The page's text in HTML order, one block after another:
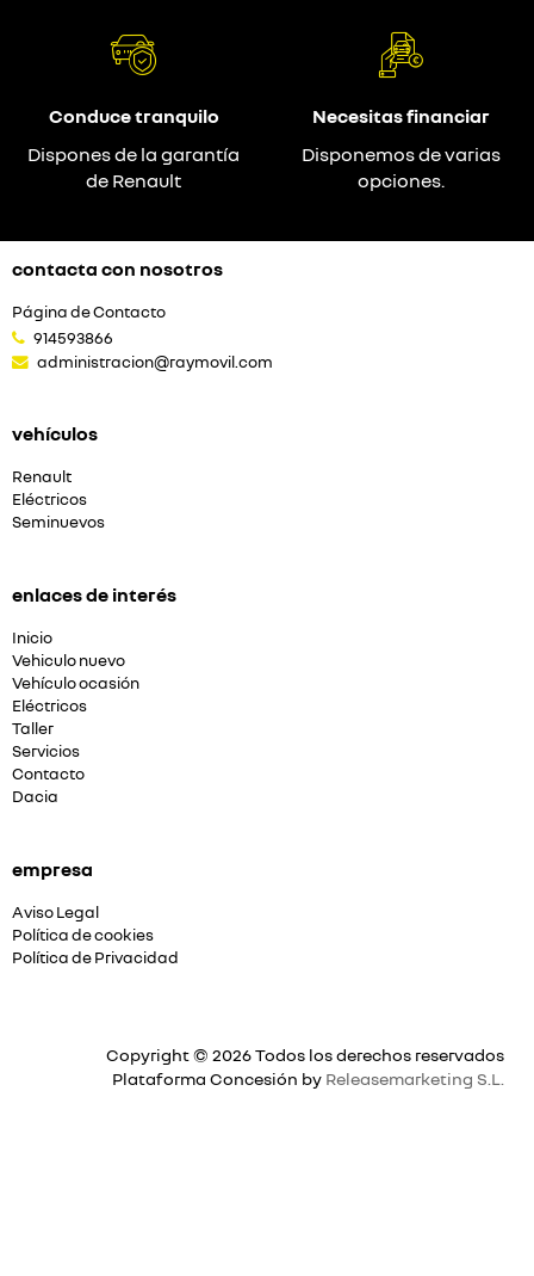
Conduce tranquilo
Dispones de la garantía
de Renault
Necesitas financiar
Disponemos de varias
opciones.
contacta con nosotros
Página de Contacto
914593866
administracion@raymovil.com
vehículos
Renault
Eléctricos
Seminuevos
enlaces de interés
Inicio
Vehiculo nuevo
Vehículo ocasión
Eléctricos
Taller
Servicios
Contacto
Dacia
empresa
Aviso Legal
Política de cookies
Política de Privacidad
Copyright © 2026 Todos los derechos reservados
Plataforma Concesión by Releasemarketing S.L.